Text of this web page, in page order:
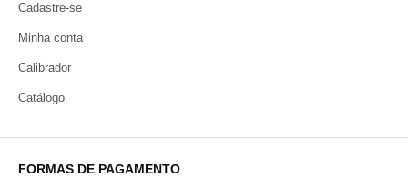
Cadastre-se
Minha conta
Calibrador
Catálogo
FORMAS DE PAGAMENTO